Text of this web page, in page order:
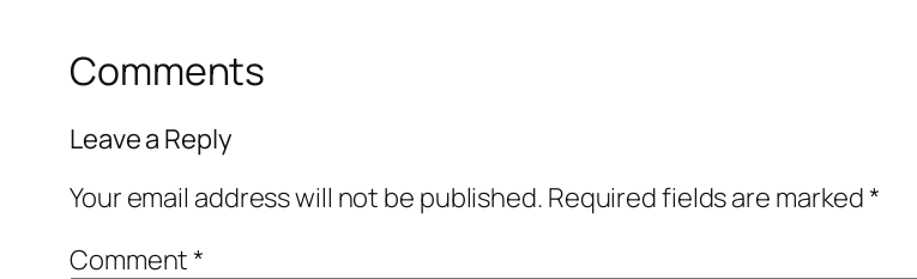
Comments
Leave a Reply
Your email address will not be published. Required fields are marked*
Comment*